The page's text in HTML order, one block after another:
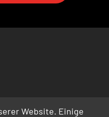
Website. Einige